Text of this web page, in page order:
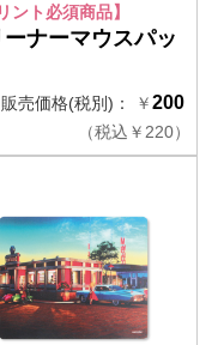
ント必須商品】
ーナーマウスパッ
販売価格(税別)： ￥200
（税込 ￥ 220）